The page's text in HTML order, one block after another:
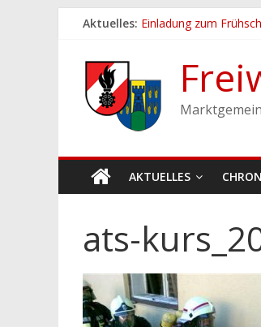
Zum
springen
Aktuelles: Einladung zum
Feuerwehrfest 2026
Ferienspiel der
AKTUELLES
ats-